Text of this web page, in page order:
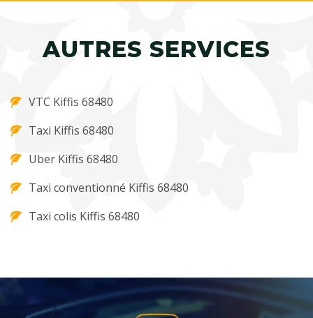
AUTRES SERVICES
VTC Kiffis 68480
Taxi Kiffis 68480
Uber Kiffis 68480
Taxi conventionné Kiffis 68480
Taxi colis Kiffis 68480